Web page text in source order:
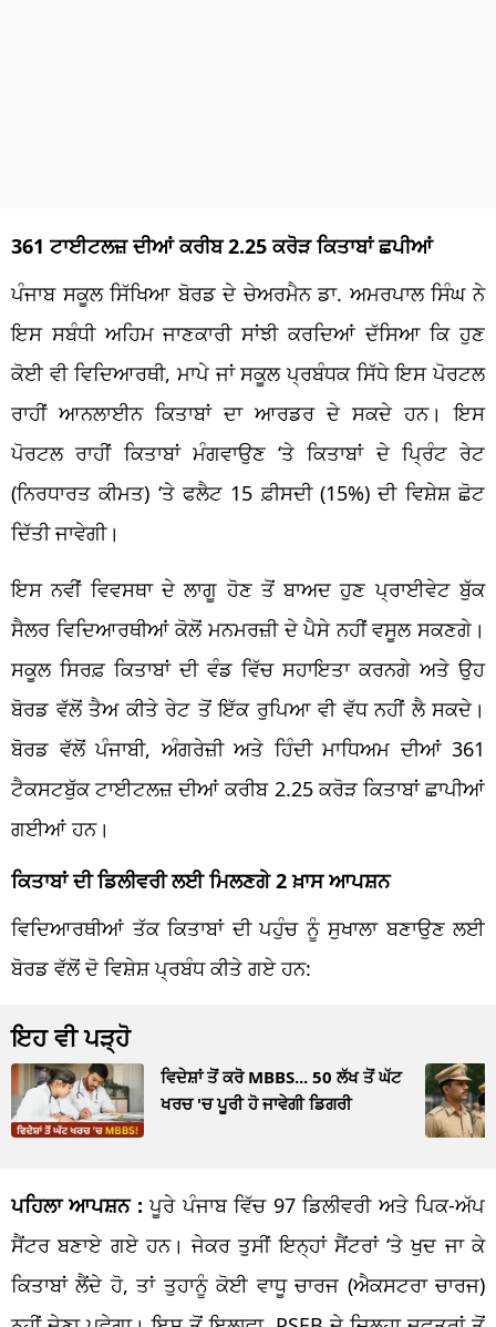
361 ਟਾਈਟਲਜ਼ ਦੀਆਂ ਕਰੀਬ 2.25 ਕਰੋੜ ਕਿਤਾਬਾਂ ਛਪੀਆਂ
ਪੰਜਾਬ ਸਕੂਲ ਸਿੱਖਿਆ ਬੋਰਡ ਦੇ ਚੇਅਰਮੈਨ ਡਾ. ਅਮਰਪਾਲ ਸਿੰਘ ਨੇ
ਇਸ ਸਬੰਧੀ ਅਹਿਮ ਜਾਣਕਾਰੀ ਸਾਂਝੀ ਕਰਦਿਆਂ ਦੱਸਿਆ ਕਿ ਹੁਣ
ਕੋਈ ਵੀ ਵਿਦਿਆਰਥੀ, ਮਾਪੇ ਜਾਂ ਸਕੂਲ ਪ੍ਰਬੰਧਕ ਸਿੱਧੇ ਇਸ ਪੋਰਟਲ
ਰਾਹੀਂ ਆਨਲਾਈਨ ਕਿਤਾਬਾਂ ਦਾ ਆਰਡਰ ਦੇ ਸਕਦੇ ਹਨ। ਇਸ
ਪੋਰਟਲ ਰਾਹੀਂ ਕਿਤਾਬਾਂ ਮੰਗਵਾਉਣ ‘ਤੇ ਕਿਤਾਬਾਂ ਦੇ ਪ੍ਰਿੰਟ ਰੇਟ
(ਨਿਰਧਾਰਤ ਕੀਮਤ) ‘ਤੇ ਫਲੈਟ 15 ਫ਼ੀਸਦੀ (15%) ਦੀ ਵਿਸ਼ੇਸ਼ ਛੋਟ
ਦਿੱਤੀ ਜਾਵੇਗੀ।
ਇਸ ਨਵੀਂ ਵਿਵਸਥਾ ਦੇ ਲਾਗੂ ਹੋਣ ਤੋਂ ਬਾਅਦ ਹੁਣ ਪ੍ਰਾਈਵੇਟ ਬੁੱਕ
ਸੈਲਰ ਵਿਦਿਆਰਥੀਆਂ ਕੋਲੋਂ ਮਨਮਰਜ਼ੀ ਦੇ ਪੈਸੇ ਨਹੀਂ ਵਸੂਲ ਸਕਣਗੇ।
ਸਕੂਲ ਸਿਰਫ਼ ਕਿਤਾਬਾਂ ਦੀ ਵੰਡ ਵਿੱਚ ਸਹਾਇਤਾ ਕਰਨਗੇ ਅਤੇ ਉਹ
ਬੋਰਡ ਵੱਲੋਂ ਤੈਅ ਕੀਤੇ ਰੇਟ ਤੋਂ ਇੱਕ ਰੁਪਿਆ ਵੀ ਵੱਧ ਨਹੀਂ ਲੈ ਸਕਦੇ।
ਬੋਰਡ ਵੱਲੋਂ ਪੰਜਾਬੀ, ਅੰਗਰੇਜ਼ੀ ਅਤੇ ਹਿੰਦੀ ਮਾਧਿਅਮ ਦੀਆਂ 361
ਟੈਕਸਟਬੁੱਕ ਟਾਈਟਲਜ਼ ਦੀਆਂ ਕਰੀਬ 2.25 ਕਰੋੜ ਕਿਤਾਬਾਂ ਛਾਪੀਆਂ
ਗਈਆਂ ਹਨ।
ਕਿਤਾਬਾਂ ਦੀ ਡਿਲੀਵਰੀ ਲਈ ਮਿਲਣਗੇ 2 ਖ਼ਾਸ ਆਪਸ਼ਨ
ਵਿਦਿਆਰਥੀਆਂ ਤੱਕ ਕਿਤਾਬਾਂ ਦੀ ਪਹੁੰਚ ਨੂੰ ਸੁਖਾਲਾ ਬਣਾਉਣ ਲਈ
ਬੋਰਡ ਵੱਲੋਂ ਦੋ ਵਿਸ਼ੇਸ਼ ਪ੍ਰਬੰਧ ਕੀਤੇ ਗਏ ਹਨ:
ਇਹ ਵੀ ਪੜ੍ਹੋ
ਵਿਦੇਸ਼ਾਂ ਤੋਂ ਕਰੋ MBBS... 50 ਲੱਖ ਤੋਂ ਘੱਟ
ਖਰਚ 'ਚ ਪੂਰੀ ਹੋ ਜਾਵੇਗੀ ਡਿਗਰੀ
ਪਹਿਲਾ ਆਪਸ਼ਨ : ਪੂਰੇ ਪੰਜਾਬ ਵਿੱਚ 97 ਡਿਲੀਵਰੀ ਅਤੇ ਪਿਕ-ਅੱਪ
ਸੈਂਟਰ ਬਣਾਏ ਗਏ ਹਨ। ਜੇਕਰ ਤੁਸੀਂ ਇਨ੍ਹਾਂ ਸੈਂਟਰਾਂ ‘ਤੇ ਖੁਦ ਜਾ ਕੇ
ਕਿਤਾਬਾਂ ਲੈਂਦੇ ਹੋ, ਤਾਂ ਤੁਹਾਨੂੰ ਕੋਈ ਵਾਧੂ ਚਾਰਜ (ਐਕਸਟਰਾ ਚਾਰਜ)